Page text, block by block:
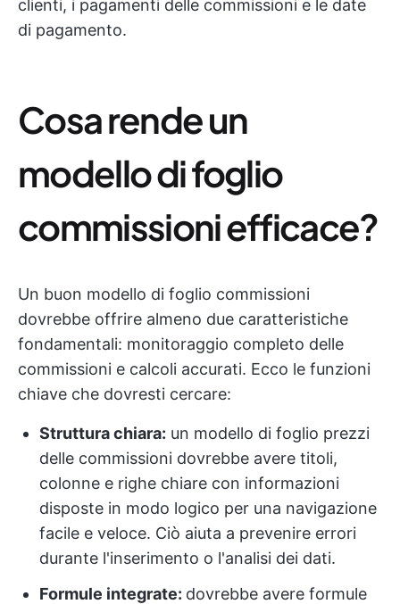
clienti, i pagamenti delle commissioni e le date
di pagamento.
Cosa rende un
modello di foglio
commissioni efficace?
Un buon modello di foglio commissioni
dovrebbe offrire almeno due caratteristiche
fondamentali: monitoraggio completo delle
commissioni e calcoli accurati. Ecco le funzioni
chiave che dovresti cercare:
Struttura chiara: un modello di foglio prezzi
delle commissioni dovrebbe avere titoli,
colonne e righe chiare con informazioni
disposte in modo logico per una navigazione
facile e veloce. Ciò aiuta a prevenire errori
durante l'inserimento o l'analisi dei dati.
Formule integrate: dovrebbe avere formule